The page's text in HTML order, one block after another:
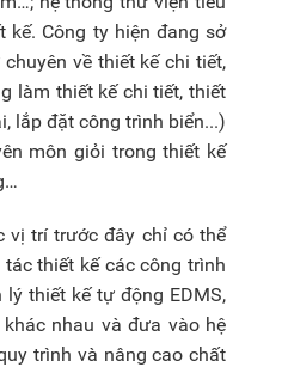
kế. Công ty hiện đang sở
về thiết kế chi tiết,
làm thiết kế chi tiết, thiết
lắp đặt công trình biển...)
môn giỏi trong thiết kế
vị trí trước đây chỉ có thể
thiết kế các công trình
thiết kế tự động EDMS,
nhau và đưa vào hệ
trình và nâng cao chất